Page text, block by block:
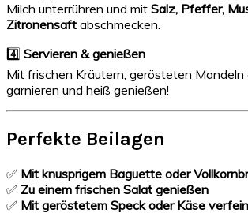
Milch unterrühren und mit Salz, Pfeffer,
Zitronensaft abschmecken.
4️⃣ Servieren & genießen
Mit frischen Kräutern, gerösteten Mandeln
garnieren und heiß genießen!
Perfekte Beilagen
✅ Mit knusprigem Baguette oder
✅ Zu einem frischen Salat genießen
✅ Mit geröstetem Speck oder Käse